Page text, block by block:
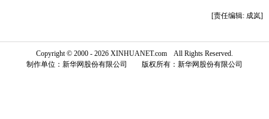
[责任编辑: 成岚]
Copyright © 2000 - 2026 XINHUANET.com All Rights Reserved.
制作单位：新华网股份有限公司 版权所有：新华网股份有限公司